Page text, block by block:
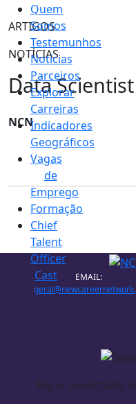
Quem
Somos
Testemunhos
Notícias
Parceiros
Explorar
Carreiras
Indicadores
Geográficos
Vagas
de
Emprego
Formação
Chief
Talent
Officer
Cast
ARTIGOS
NOTÍCIAS
Data Scientist
NCN
EMAIL:
Fique conectado,